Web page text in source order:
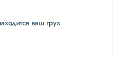
ваш груз